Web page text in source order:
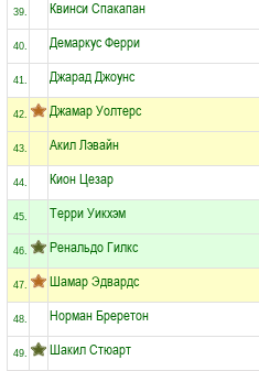
39. Квинси Спакапан
40. Демаркус Ферри
41. Джарад Джоунс
42. Джамар Уолтерс
43. Акил Лэвайн
44. Кион Цезар
45. Терри Уикхэм
46. Ренальдо Гилкс
47. Шамар Эдвардс
48. Норман Бреретон
49. Шакил Стюарт